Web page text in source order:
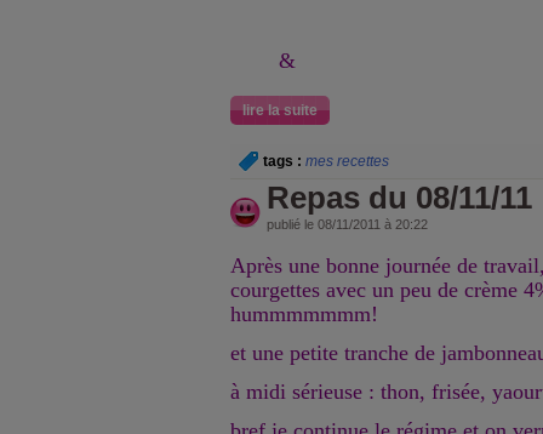
&
lire la suite
tags : mes recettes
Repas du 08/11/11
publié le 08/11/2011 à 20:22
Après une bonne journée de
courgettes avec un peu de crème
hummmmmmm!
et une petite tranche de
à midi sérieuse : thon, frisée,